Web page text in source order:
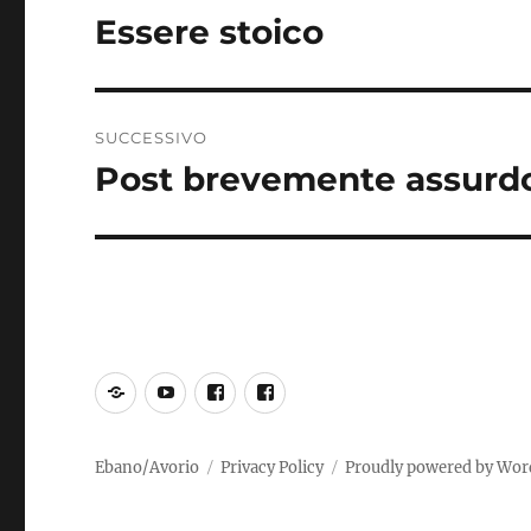
articoli
Articolo
Essere stoico
SUCCESSIVO
Articolo
Post brevemente
SoundCloud
YouTubeIncoscienti
Jones
PiOCC
Ebano/Avorio Privacy Policy Proudly powered by